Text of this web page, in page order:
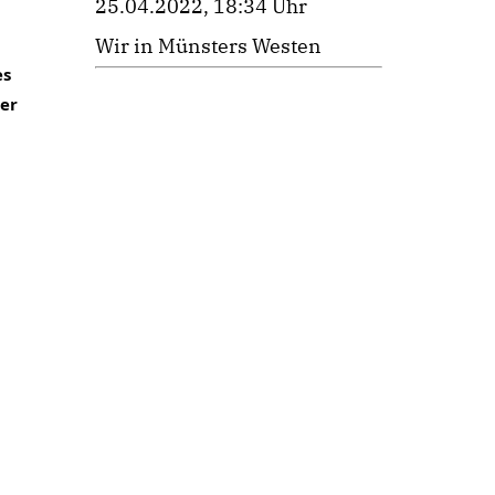
25.04.2022, 18:34 Uhr
Wir in Münsters Westen